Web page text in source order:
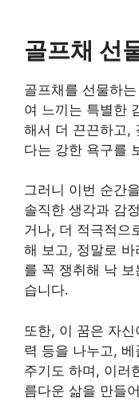
골프채 선
골프채를 선물하
여 느끼는 특별한
해서 더 끈끈하고,
다는 강한 욕구를
그러니 이번 순간
솔직한 생각과 감
거나, 더 적극적으
해 보고, 정말로
를 꼭 쟁취해 낙
습니다.
또한, 이 꿈은 자
력 등을 나누고,
주기도 하며, 이러
름다운 삶을 만들